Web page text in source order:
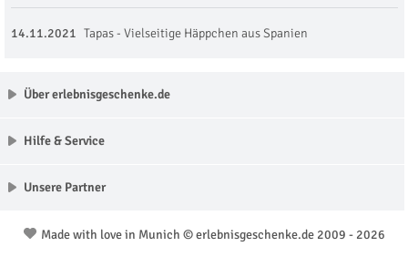
14.11.2021 Tapas - Vielseitige Häppchen aus Spanien
Über erlebnisgeschenke.de
Hilfe & Service
Unsere Partner
Made with love in Munich © erlebnisgeschenke.de 2009 - 2026